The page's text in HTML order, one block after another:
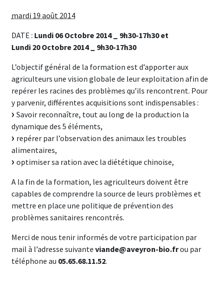
mardi 19 août 2014
DATE : Lundi 06 Octobre 2014 _ 9h30-17h30 et
Lundi 20 Octobre 2014 _ 9h30-17h30
L’objectif général de la formation est d’apporter aux
agriculteurs une vision globale de leur exploitation afin de
repérer les racines des problèmes qu’ils rencontrent. Pour
y parvenir, différentes acquisitions sont indispensables :
Savoir reconnaître, tout au long de la production la
dynamique des 5 éléments,
repérer par l’observation des animaux les troubles
alimentaires,
optimiser sa ration avec la diététique chinoise,
A la fin de la formation, les agriculteurs doivent être
capables de comprendre la source de leurs problèmes et
mettre en place une politique de prévention des
problèmes sanitaires rencontrés.
Merci de nous tenir informés de votre participation par
mail à l’adresse suivanteviande@aveyron-bio.frou par
téléphone au 05.65.68.11.52.